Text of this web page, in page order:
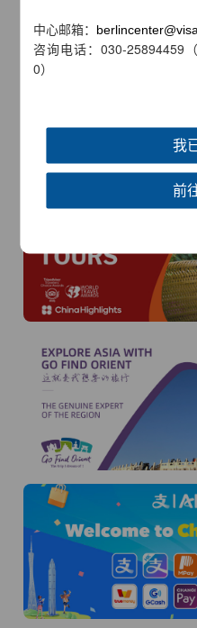
黄河流域以及蜿蜒曲折的
中心邮箱：
咨询电话：030-25894459
0）
我
前